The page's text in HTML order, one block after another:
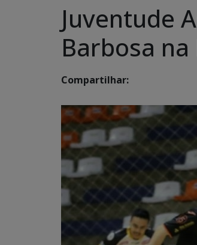
Juventude
Barbosa
Compartilhar: